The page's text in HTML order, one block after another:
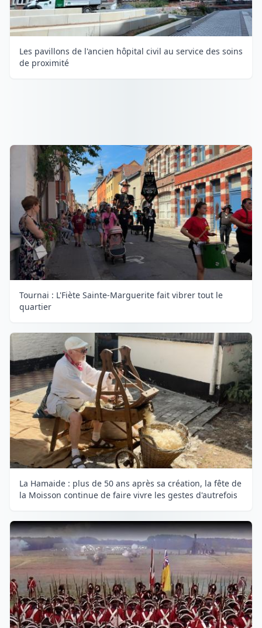
Les pavillons de l'ancien hôpital civil au service des soins
de proximité
Tournai : L'Fiète Sainte-Marguerite fait vibrer tout le
quartier
La Hamaide : plus de 50 ans après sa création, la fête de
la Moisson continue de faire vivre les gestes d'autrefois